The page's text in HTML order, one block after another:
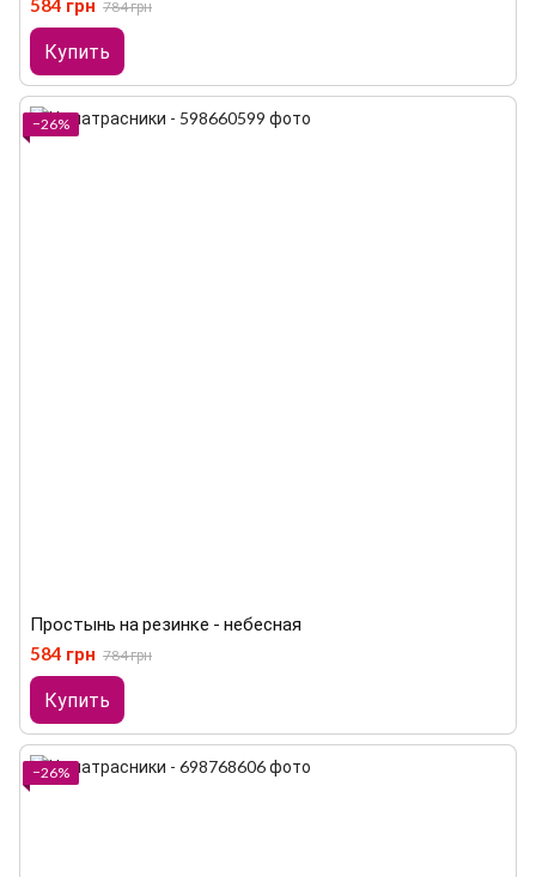
584 грн 784 грн
Купить
−26%
Простынь на резинке - небесная
584 грн 784 грн
Купить
−26%